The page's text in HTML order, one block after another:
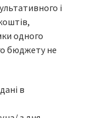
і
одного
бюджету не
в